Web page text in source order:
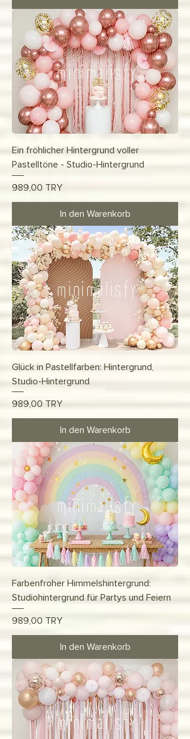
Ein fröhlicher Hintergrund voller
Pastelltöne - Studio-Hintergrund
Preis
989,00 TRY
In den Warenkorb
Glück in Pastellfarben: Hintergrund,
Studio-Hintergrund
Preis
989,00 TRY
In den Warenkorb
Farbenfroher Himmelshintergrund:
Studiohintergrund für Partys und Feiern
Preis
989,00 TRY
In den Warenkorb